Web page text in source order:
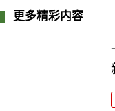
更多精彩内容